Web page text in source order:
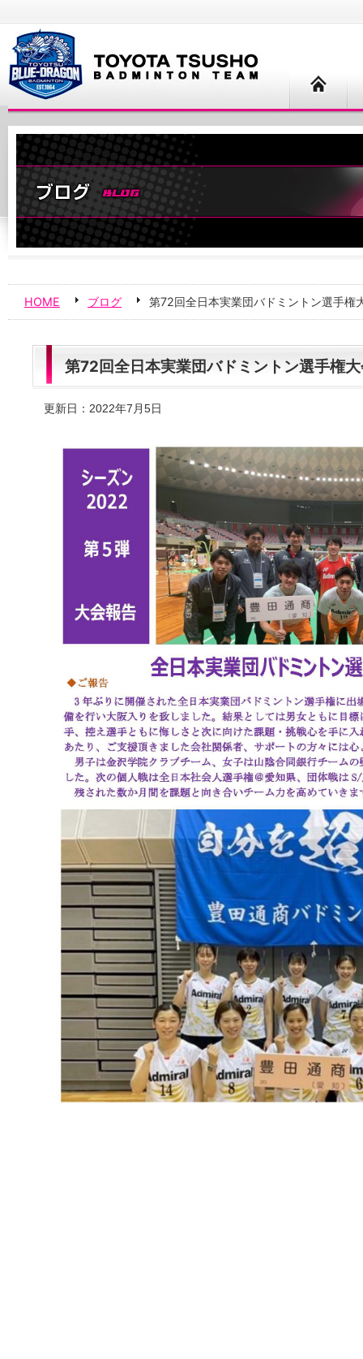
HOME ブログ 第72回全日本実業団バドミントン選手権
第72回全日本実業団バドミントン選手権
更新日：2022年7月5日